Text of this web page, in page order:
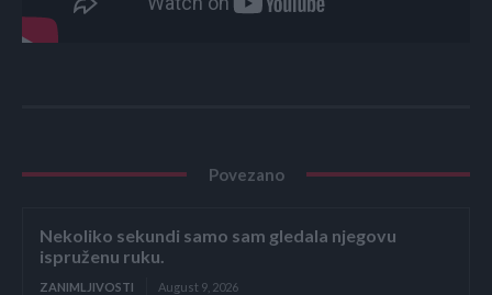
Povezano
Nekoliko sekundi samo sam gledala njegovu
ispruženu ruku.
ZANIMLJIVOSTI August 9, 2026